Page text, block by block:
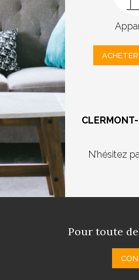
ACHETER
N’hésitez
Pour toute